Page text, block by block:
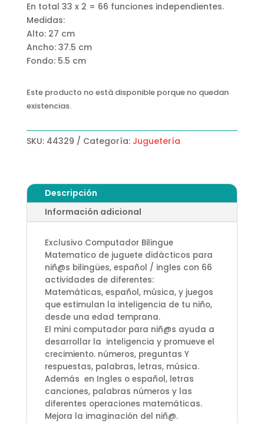
En total 33 x 2 = 66 funciones independientes.
Medidas:
Alto: 27 cm
Ancho: 37.5 cm
Fondo: 5.5 cm
Este producto no está disponible porque no quedan
existencias.
SKU: 44329 Categoría: Juguetería
Descripción
Información adicional
Exclusivo Computador Bilingue
Matematico de juguete didácticos para
niñ@s bilingües, español / ingles con 66
actividades de diferentes:
Matemáticas, español, música, y juegos
que estimulan la inteligencia de tu niño,
desde una edad temprana.
El mini computador para niñ@s ayuda a
desarrollar la inteligencia y promueve el
crecimiento. números, preguntas Y
respuestas, palabras, letras, música.
Además en Ingles o español, letras
canciones, palabras números y las
diferentes operaciones matemáticas.
Mejora la imaginación del niñ@.